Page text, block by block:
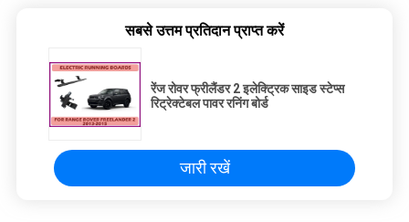
सबसे उत्तम प्रतिदान प्राप्त करें
रेंज रोवर फ्रीलैंडर 2 इलेक्ट्रिक साइड स्टेप्स
रिट्रेक्टेबल पावर रनिंग बोर्ड
जारी रखें